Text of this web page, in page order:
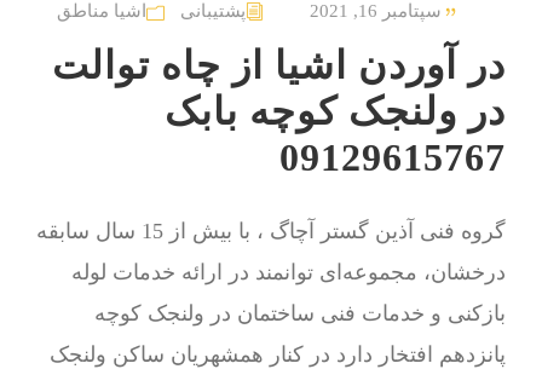
سپتامبر 16, 2021 پشتیبانی اشیا مناطق
در آوردن اشیا از چاه توالت
در ولنجک کوچه بابک
09129615767
گروه فنی آذین گستر آچاگ ، با بیش از 15 سال سابقه
درخشان، مجموعه‌ای توانمند در ارائه خدمات لوله
بازکنی و خدمات فنی ساختمان در ولنجک کوچه
پانزدهم افتخار دارد در کنار همشهریان ساکن ولنجک